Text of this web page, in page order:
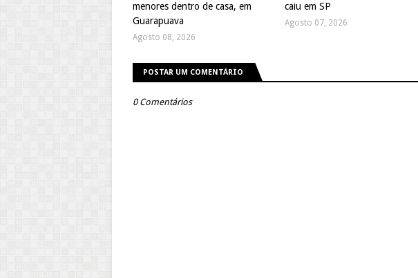
menores dentro de casa, em
Guarapuava
Agosto 08, 2026
caiu em SP
Agosto 07, 2026
POSTAR UM COMENTÁRIO
0 Comentários